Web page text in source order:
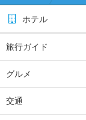
ホテル
旅行ガイド
グルメ
交通